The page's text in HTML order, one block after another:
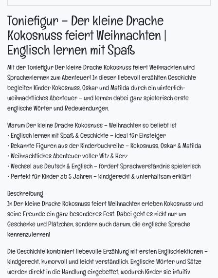
Toniefigur – Der kleine Drache
Kokosnuss feiert Weihnachten |
Englisch lernen mit Spaß
Mit der Toniefigur Der kleine Drache Kokosnuss feiert Weihnachten wird
Sprachenlernen zum Abenteuer! In dieser liebevoll erzählten Geschichte
begleiten Kinder Kokosnuss, Oskar und Matilda durch ein winterlich-
weihnachtliches Abenteuer – und lernen dabei ganz spielerisch erste
englische Wörter und Redewendungen.
Warum Der kleine Drache Kokosnuss – Weihnachten so beliebt ist
• Englisch lernen mit Spaß & Geschichte – ideal für Einsteiger
• Bekannte Figuren aus der Kinderbuchreihe – Kokosnuss, Oskar & Matilda
• Weihnachtliches Abenteuer voller Witz & Herz
• Wechsel aus Deutsch & Englisch – fördert Sprachverständnis spielerisch
• Perfekt für Kinder ab 5 Jahren – kindgerecht & unterhaltsam erklärt
Beschreibung
In Der kleine Drache Kokosnuss feiert Weihnachten erleben Kokosnuss und
seine Freunde ein ganz besonderes Fest. Dabei geht es nicht nur um
Geschenke und Plätzchen, sondern auch darum, die englische Sprache
kennenzulernen!
Die Geschichte kombiniert liebevolle Erzählung mit ersten Englischlektionen –
kindgerecht, humorvoll und leicht verständlich. Englische Wörter und Sätze
werden direkt in die Handlung eingebettet, wodurch Kinder sie intuitiv